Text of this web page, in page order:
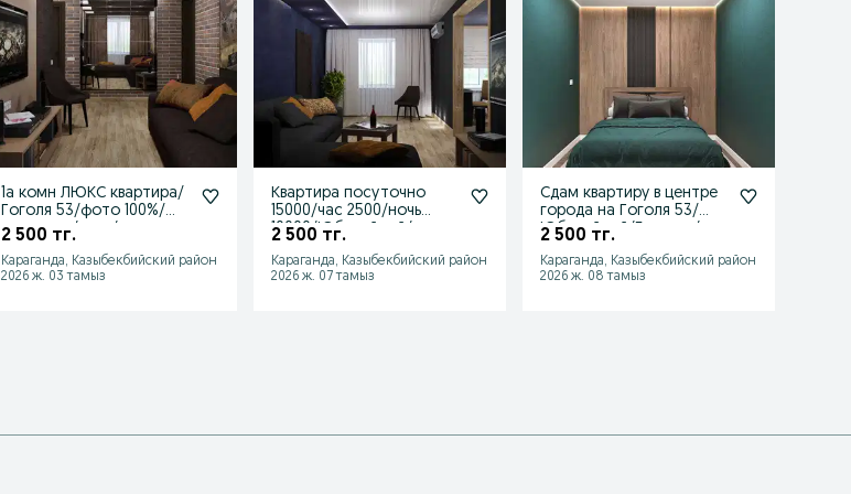
1а комн ЛЮКС квартира/
Гоголя 53/фото 100%/
почасово/ночь/
2 500 тг.
Караганда, Казыбекбийский район
2026 ж. 03 тамыз
Квартира посуточно
15000/час 2500/ночь
10000/Юбилейный/
2 500 тг.
Караганда, Казыбекбийский район
2026 ж. 07 тамыз
Сдам квартиру в центре
города на Гоголя 53/
Юбилейный/Боулинг/
2 500 тг.
Караганда, Казыбекбийский район
2026 ж. 08 тамыз